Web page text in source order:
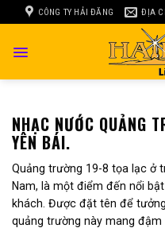
to
CÔNG TY HẢI ĐĂNG ĐỊA
NHẠC NƯỚC QUẢNG
YÊN BÁI.
Quảng trường 19-8 tọa lạc ở
Nam, là một điểm đến nổi
khách. Được đặt tên để
quảng trường này mang